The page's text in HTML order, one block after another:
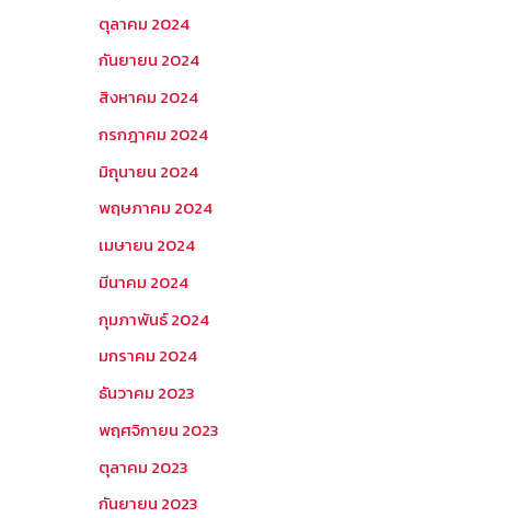
ตุลาคม 2024
กันยายน 2024
สิงหาคม 2024
กรกฎาคม 2024
มิถุนายน 2024
พฤษภาคม 2024
เมษายน 2024
มีนาคม 2024
กุมภาพันธ์ 2024
มกราคม 2024
ธันวาคม 2023
พฤศจิกายน 2023
ตุลาคม 2023
กันยายน 2023